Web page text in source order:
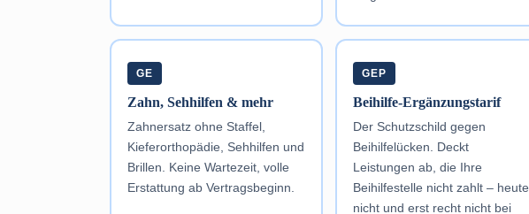
GE
Zahn, Sehhilfen & mehr
Zahnersatz ohne Staffel,
Kieferorthopädie, Sehhilfen und
Brillen. Keine Wartezeit, volle
Erstattung ab Vertragsbeginn.
GEP
Beihilfe-Ergänzungstarif
Der Schutzschild gegen
Beihilfelücken. Deckt
Leistungen ab, die Ihre
Beihilfestelle nicht zahlt – heute
nicht und erst recht nicht bei